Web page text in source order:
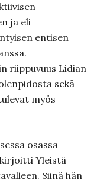
ja eli
entisen
riippuvuus Lidian
sekä
myös
osassa
Yleistä
Siinä hän